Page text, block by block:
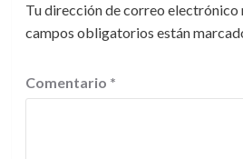
Tu dirección de correo electrónico
campos obligatorios están
Comentario *